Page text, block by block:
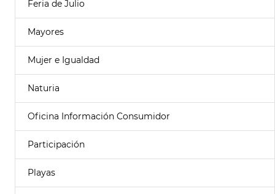
Feria de Julio
Mayores
Mujer e Igualdad
Naturia
Oficina Información Consumidor
Participación
Playas